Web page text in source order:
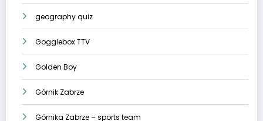
geography quiz
Gogglebox TTV
Golden Boy
Górnik Zabrze
Górnika Zabrze – sports team